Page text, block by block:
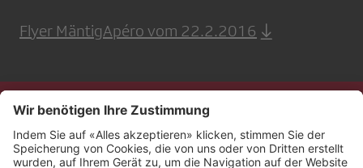
Flyer MäntigApéro vom 22.2.2016
Kontakt
Impressum